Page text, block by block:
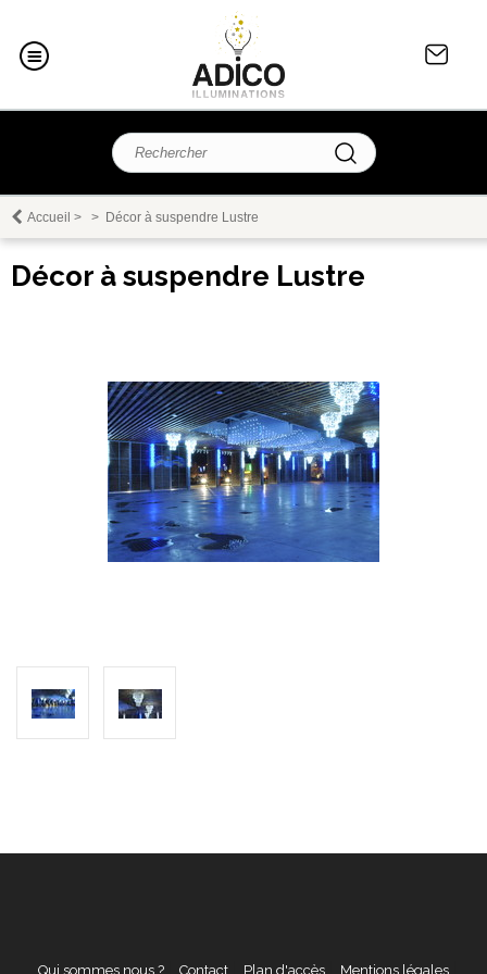
Accueil > > Décor à suspendre Lustre
Décor à suspendre Lustre
Qui sommes nous ? Contact Plan d'accès Mentions légales